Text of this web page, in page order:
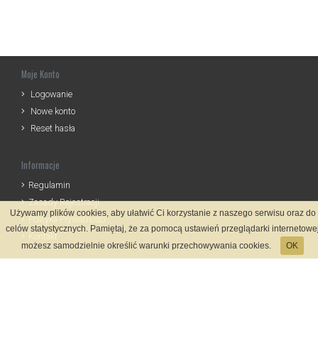
Moje Konto
Logowanie
Nowe konto
Reset hasła
Informacje
Regulamin
Zasady Rejestracji
Polityka Prywatności
Kontakt
Używamy plików cookies, aby ułatwić Ci korzystanie z naszego serwisu oraz do
celów statystycznych. Pamiętaj, że za pomocą ustawień przeglądarki
możesz samodzielnie określić warunki przechowywania cookies.
OK